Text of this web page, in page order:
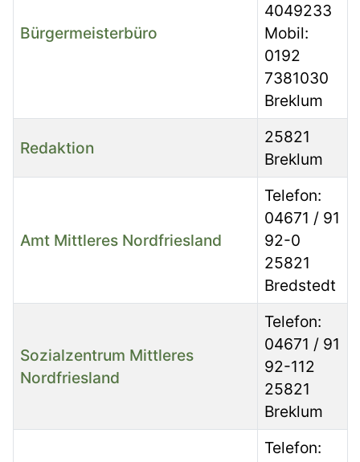
Bürgermeisterbüro
4049233
Mobil:
0192
7381030
Breklum
Redaktion
25821
Breklum
Amt Mittleres Nordfriesland
Telefon:
04671 / 91
92-0
25821
Bredstedt
Sozialzentrum Mittleres
Nordfriesland
Telefon:
04671 / 91
92-112
25821
Breklum
Telefon: